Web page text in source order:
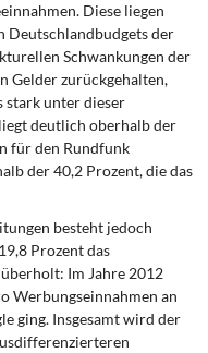
Diese liegen
Deutschlandbudgets der
Schwankungen der
Gelder zurückgehalten,
stark unter dieser
deutlich oberhalb der
für den Rundfunk
der 40,2 Prozent, die das
besteht jedoch
Prozent das
Im Jahre 2012
Werbungseinnahmen an
ging. Insgesamt wird der